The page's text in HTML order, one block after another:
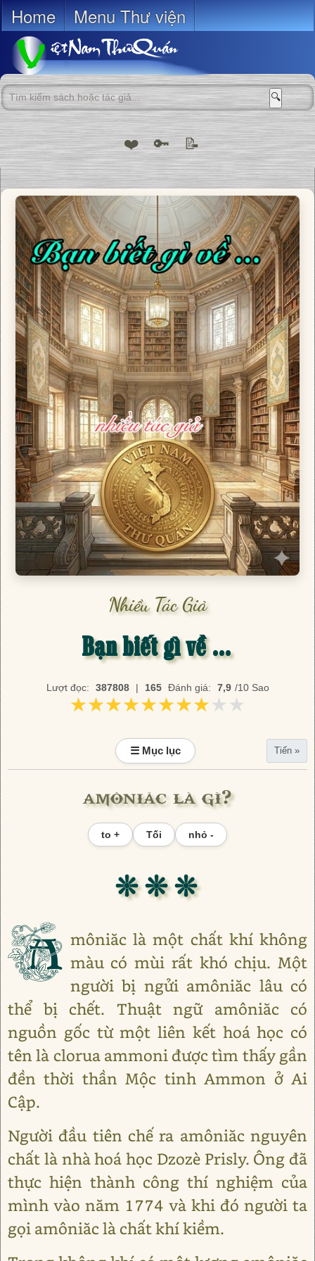
Home Menu Thư viện
🔍
❤️ 🔑 📝
Nhiều Tác Giả
Bạn biết gì về ...
Lượt đọc: 387808 | 165 Đánh giá: 7,9 /10 Sao
★★★★★★★★★★
★★★★★★★★★★
☰ Mục lục Tiến »
amôniăc là gì?
to + Tối nhỏ -
❊ ❊ ❊
A môniăc là một chất khí không
màu có mùi rất khó chịu. Một
người bị ngửi amôniăc lâu có
thể bị chết. Thuật ngữ amôniăc có
nguồn gốc từ một liên kết hoá học có
tên là clorua ammoni được tìm thấy gần
đền thời thần Mộc tinh Ammon ở Ai
Cập.
Người đầu tiên chế ra amôniăc nguyên
chất là nhà hoá học Dzozè Prisly. Ông đã
thực hiện thành công thí nghiệm của
mình vào năm 1774 và khi đó người ta
gọi amôniăc là chất khí kiềm.